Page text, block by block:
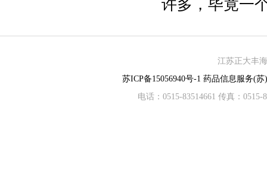
许多，毕竟一
江苏正大丰
苏ICP备15056940号-1 药品信息服务(苏
电话：0515-83514661 传真：